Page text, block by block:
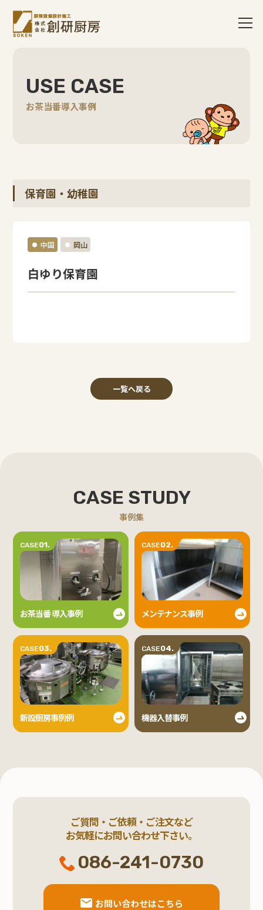
USE CASE
お茶当番導入事例
保育園・幼稚園
中国 岡山
白ゆり保育園
一覧へ戻る
CASE STUDY
事例集
CASE01.
お茶当番 導入事例
CASE02.
メンテナンス事例
CASE03.
新設厨房事例例
CASE04.
機器入替事例
ご質問・ご依頼・ご注文など
お気軽にお問い合わせ下さい。
086-241-0730
お問い合わせはこちら